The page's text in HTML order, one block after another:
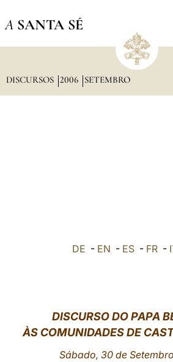
A SANTA SÉ
DISCURSOS 2006 SETEMBRO
DE - EN - ES - FR -
DISCURSO DO PAPA
ÀS COMUNIDADES DE
Sábado, 30 de